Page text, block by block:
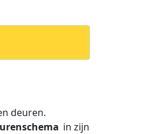
deuren.
in zijn